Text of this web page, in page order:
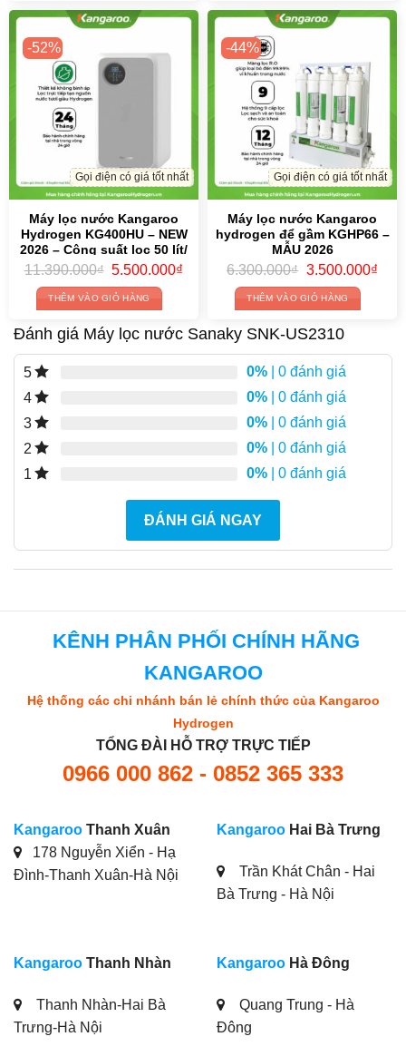
-52%
Gọi điện có giá tốt nhất
Máy lọc nước Kangaroo
Hydrogen KG400HU – NEW
2026 – Công suất lọc 50 lít/
giờ
11.390.000₫ Original
was:
11.390.000₫.
5.500.000₫ Current
5.500.000₫.
THÊM VÀO GIỎ HÀNG
-44%
Gọi điện có giá tốt nhất
Máy lọc nước Kangaroo
hydrogen để gầm KGHP66 –
MẪU 2026
6.300.000₫ Original
was:
6.300.000₫.
3.500.000₫
THÊM VÀO GIỎ HÀNG
Đánh giá Máy lọc nước Sanaky SNK-US2310
5 0% | 0 đánh giá
4
0% | 0 đánh giá
3
0% | 0 đánh giá
2
0% | 0 đánh giá
1
0% | 0 đánh giá
ĐÁNH GIÁ NGAY
KÊNH PHÂN PHỐI CHÍNH HÃNG
KANGAROO
Hệ thống các chi nhánh bán lẻ chính thức của Kangaroo
Hydrogen
TỔNG ĐÀI HỖ TRỢ TRỰC TIẾP
0966 000 862 - 0852 365 333
Kangaroo Thanh Xuân
178 Nguyễn Xiển - Hạ
Đình-Thanh Xuân-Hà Nội
Kangaroo Hai Bà Trưng
Trần Khát Chân - Hai
Bà Trưng - Hà Nội
Kangaroo Thanh Nhàn
Thanh Nhàn-Hai Bà
Trưng-Hà Nội
Kangaroo Hà Đông
Quang Trung - Hà
Đông